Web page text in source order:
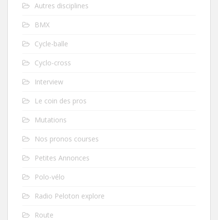
Autres disciplines
BMX
Cycle-balle
Cyclo-cross
Interview
Le coin des pros
Mutations
Nos pronos courses
Petites Annonces
Polo-vélo
Radio Peloton explore
Route